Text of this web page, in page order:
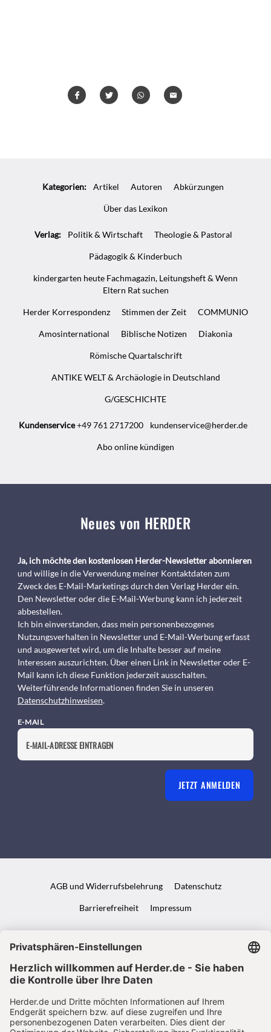
InfosKategorien: Artikel Autoren Abkürzungen
Über das Lexikon
Verlag: Politik & Wirtschaft Theologie & Pastoral
Pädagogik & Kinderbuch
kindergarten heute Fachmagazin, Leitungsheft & Wenn
Eltern Rat suchen
Herder Korrespondenz Stimmen der Zeit COMMUNIO
Amosinternational Biblische Notizen Diakonia
Römische Quartalschrift
ANTIKE WELT & Archäologie in Deutschland
G/GESCHICHTE
Kundenservice+49 761 2717200 kundenservice@herder.de
Abo online kündigen
Neues von HERDER
Ja, ich möchte den kostenlosen Herder-Newsletter abonnieren
und willige in die Verwendung meiner Kontaktdaten zum
Zweck des E-Mail-Marketings durch den Verlag Herder ein.
Den Newsletter oder die E-Mail-Werbung kann ich jederzeit
abbestellen.
Ich bin einverstanden, dass mein personenbezogenes
Nutzungsverhalten in Newsletter und E-Mail-Werbung erfasst
und ausgewertet wird, um die Inhalte besser auf meine
Interessen auszurichten. Über einen Link in Newsletter oder E-
Mail kann ich diese Funktion jederzeit ausschalten.
Weiterführende Informationen finden Sie in unseren
Datenschutzhinweisen.
E-MAIL
JETZT ANMELDEN
AGB und Widerrufsbelehrung Datenschutz
Barrierefreiheit Impressum
VERTRAG WIDERRUFEN